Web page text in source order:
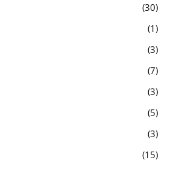
30
1
3
7
3
5
3
15